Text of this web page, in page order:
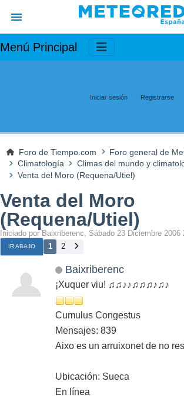
Menú Principal
Iniciar sesión Registrarse
Foro de Tiempo.com
Foro general de
Climatología
Climas del mundo y
Venta del Moro (Requena/Utiel)
Venta del Moro
(Requena/Utiel)
Iniciado por Baixriberenc, Sábado 23 Diciembre 2006
IR ABAJO 1 2
Baixriberenc
¡Xuquer viu! ♫♫♪♪♫♫♫♪♫♪
Cumulus Congestus
Mensajes: 839
Aixo es un arruixonet de no
Ubicación: Sueca
En línea